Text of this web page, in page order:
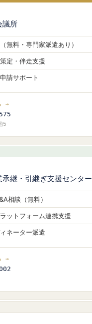
議所
無料・専門家派遣あり）
定・伴走支援
請サポート
→
5
承継・引継ぎ支援センター
相談（無料）
ットフォーム連携支援
ネーター派遣
→